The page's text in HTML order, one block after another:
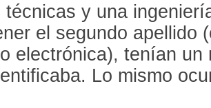
técnicas y una
el segundo apellido
electrónica), tenían un
Lo mismo